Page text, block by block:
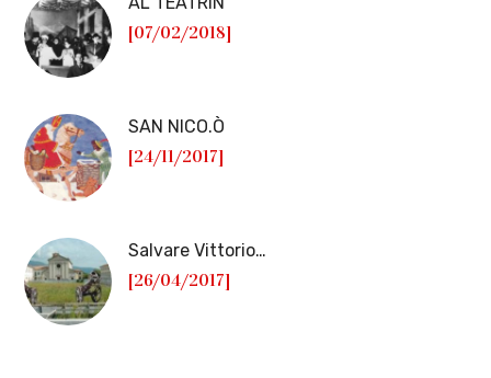
[07/02/2018]
SAN NICO.Ò
[24/11/2017]
Salvare Vittorio…
[26/04/2017]